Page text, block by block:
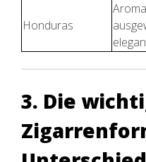
Honduras
3. Die